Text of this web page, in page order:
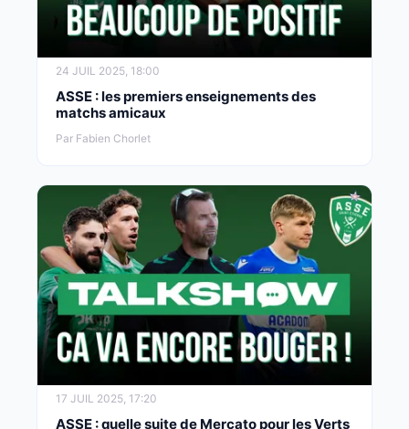
24 JUIL 2025, 18:00
ASSE : les premiers enseignements des
matchs amicaux
Par Fabien Chorlet
17 JUIL 2025, 17:20
ASSE : quelle suite de Mercato pour les Verts